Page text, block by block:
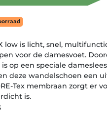
low is licht, snel,
voor de damesvoet.
op een speciale
deze wandelschoen een
Tex membraan zorgt er
is.